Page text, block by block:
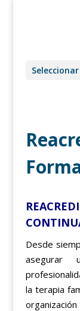
Desde
asegurar
la terapia